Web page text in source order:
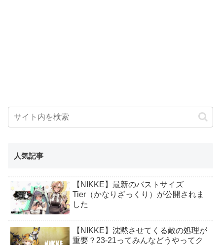
人気記事
【NIKKE】最新のバストサイズ
Tier（かなりざっくり）が公開されま
した
【NIKKE】沈黙させてくる敵の処理が
重要？23-21ってみんなどうやってク